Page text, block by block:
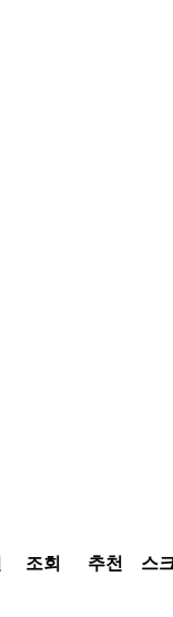
조회 추천 스